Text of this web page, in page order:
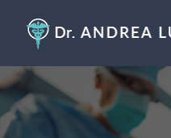
contenuto